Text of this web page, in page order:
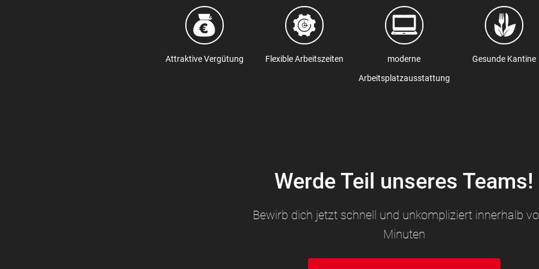
Attraktive Vergütung Flexible Arbeitszeiten
moderne
Arbeitsplatzausstattung
Gesunde Kantine
Werde Teil unseres Teams!
Bewirb dich jetzt schnell und unkompliziert innerhalb
Minuten